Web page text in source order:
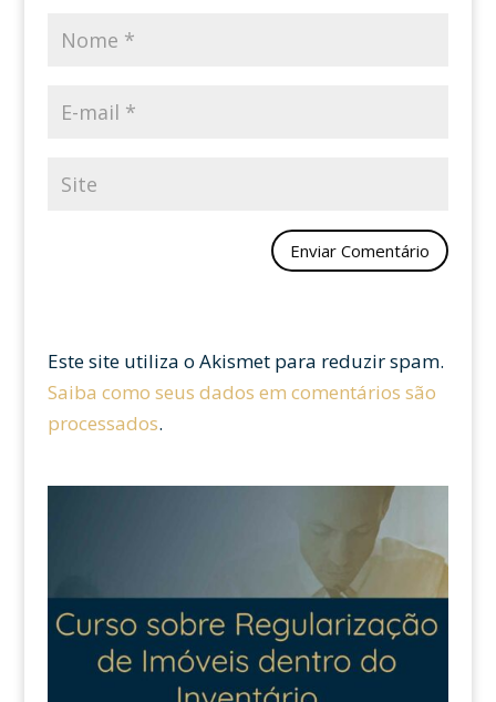
Este site utiliza o Akismet para reduzir spam.
Saiba como seus dados em comentários são
processados.